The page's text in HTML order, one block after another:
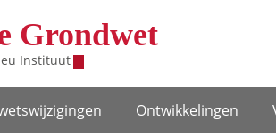
Grondwet
Instituut
Ontwikke­lingen